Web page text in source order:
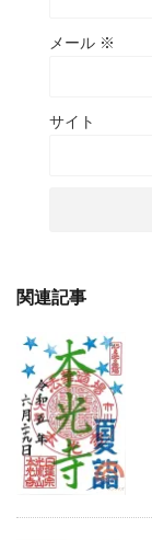
メール ※
サイト
関連記事